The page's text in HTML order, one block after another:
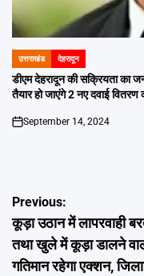
POSTED
IN
उत्तराखंड देहरादून
डीएम देहरादून की सक्रियता का
तैयार हो जाएंगे 2 नए दवाई वितरण
on
September 14, 2024
Post
navigation
Previous:
कूड़ा उठान में लापरवाही
तथा खुले में कूड़ा डालने
गतिमान रहेगा एक्शन,